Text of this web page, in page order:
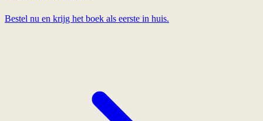
Bestel nu en krijg het boek als eerste in huis.